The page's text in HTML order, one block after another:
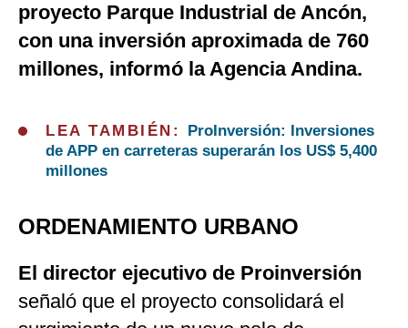
proyecto Parque Industrial de Ancón,
con una inversión aproximada de 760
millones, informó la Agencia Andina.
LEA TAMBIÉN:
ProInversión: Inversiones
de APP en carreteras superarán los US$ 5,400
millones
ORDENAMIENTO URBANO
El director ejecutivo de Proinversión
señaló que el proyecto consolidará el